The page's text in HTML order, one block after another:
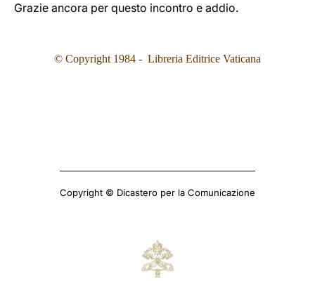
Grazie ancora per questo incontro e addio.
© Copyright 1984 - Libreria Editrice Vaticana
Copyright © Dicastero per la Comunicazione